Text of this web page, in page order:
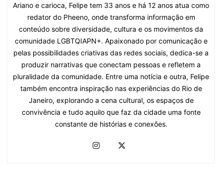
Ariano e carioca, Felipe tem 33 anos e há 12 anos atua como
redator do Pheeno, onde transforma informação em
conteúdo sobre diversidade, cultura e os movimentos da
comunidade LGBTQIAPN+. Apaixonado por comunicação e
pelas possibilidades criativas das redes sociais, dedica-se a
produzir narrativas que conectam pessoas e refletem a
pluralidade da comunidade. Entre uma notícia e outra, Felipe
também encontra inspiração nas experiências do Rio de
Janeiro, explorando a cena cultural, os espaços de
convivência e tudo aquilo que faz da cidade uma fonte
constante de histórias e conexões.